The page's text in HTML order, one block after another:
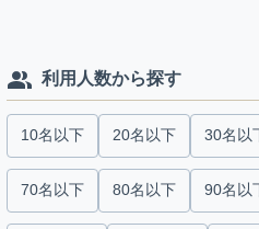
利用人数から探す
10名以下 20名以下 30名以
70名以下 80名以下 90名以